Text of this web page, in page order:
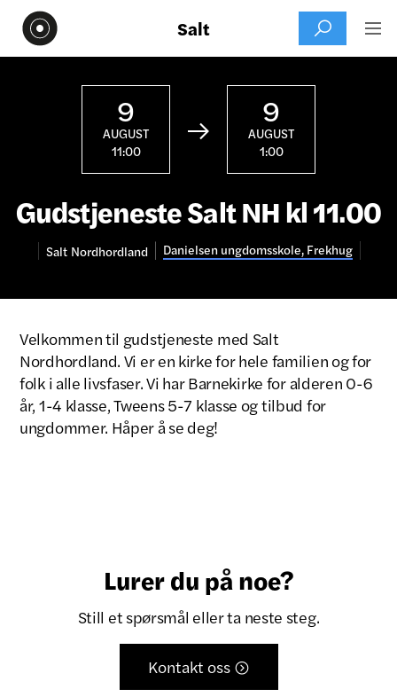
Salt  
9
AUGUST
11:00

9
AUGUST
1:00
Gudstjeneste Salt NH kl 11.00
Salt Nordhordland Danielsen ungdomsskole, Frekhug
Velkommen til gudstjeneste med Salt
Nordhordland. Vi er en kirke for hele familien og for
folk i alle livsfaser. Vi har Barnekirke for alderen 0-6
år, 1-4 klasse, Tweens 5-7 klasse og tilbud for
ungdommer. Håper å se deg!
Lurer du på noe?
Still et spørsmål eller ta neste steg.
Kontakt oss 